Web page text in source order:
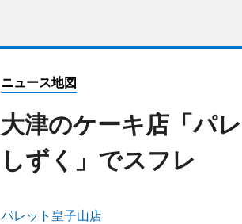
ニュース地図
大津のケーキ店「パ
しずく」でスフレ
パレット皇子山店